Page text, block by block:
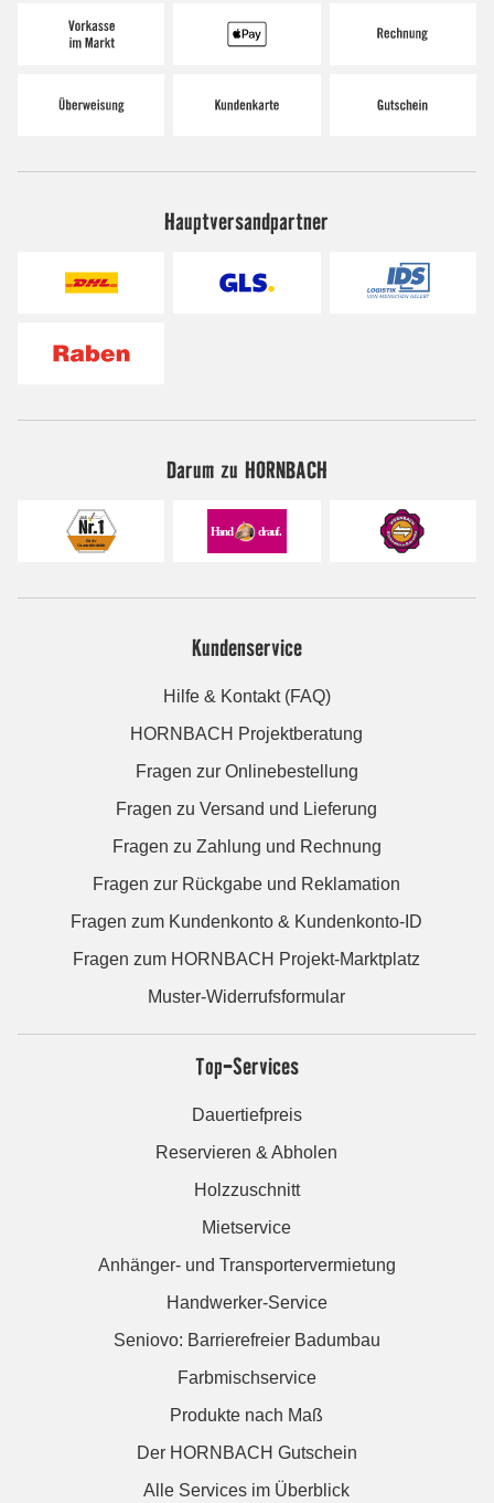
Hauptversandpartner
Darum zu HORNBACH
Kundenservice
Hilfe & Kontakt (FAQ)
HORNBACH Projektberatung
Fragen zur Onlinebestellung
Fragen zu Versand und Lieferung
Fragen zu Zahlung und Rechnung
Fragen zur Rückgabe und Reklamation
Fragen zum Kundenkonto & Kundenkonto-ID
Fragen zum HORNBACH Projekt-Marktplatz
Muster-Widerrufsformular
Top-Services
Dauertiefpreis
Reservieren & Abholen
Holzzuschnitt
Mietservice
Anhänger- und Transportervermietung
Handwerker-Service
Seniovo: Barrierefreier Badumbau
Farbmischservice
Produkte nach Maß
Der HORNBACH Gutschein
Alle Services im Überblick